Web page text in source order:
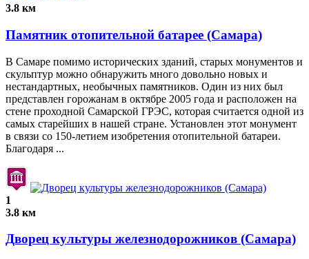
3.8 км
Памятник отопительной батарее (Самара)
В Самаре помимо исторических зданий, старых монументов и
скульптур можно обнаружить много довольно новых и
нестандартных, необычных памятников. Один из них был
представлен горожанам в октябре 2005 года и расположен на
стене проходной Самарской ГРЭС, которая считается одной из
самых старейших в нашей стране. Установлен этот монумент
в связи со 150-летием изобретения отопительной батареи.
Благодаря ...
1
3.8 км
Дворец культуры железнодорожников (Самара)